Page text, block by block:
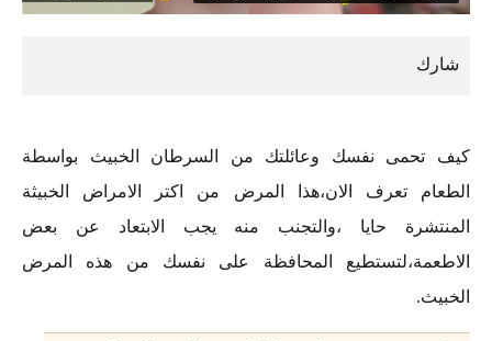
كيف تحمى نفسك وعائلتك من السرطان الخبيث بواسطة
الطعام تعرف الان،هذا المرض من اكتر الامراض الخبيثة
المنتشرة حايا ،والتجنب منه يجب الابتعاد عن بعض
الاطعمة،لتستطيع المحافظة على نفسك من هذه المرض
الخبيث.